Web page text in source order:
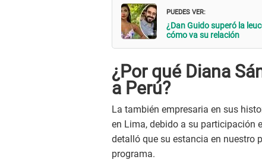
PUEDES VER:
¿Dan Guido superó la
cómo va su relación
¿Por qué Diana
a Perú?
La también empresaria en sus
en Lima, debido a su participación
detalló que su estancia en nuestro
programa.